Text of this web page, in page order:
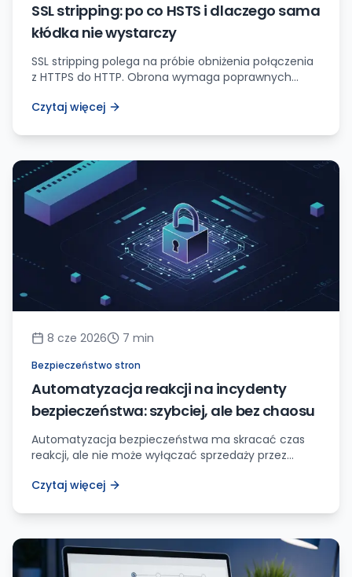
SSL stripping: po co HSTS i dlaczego sama
kłódka nie wystarczy
SSL stripping polega na próbie obniżenia połączenia
z HTTPS do HTTP. Obrona wymaga poprawnych
mieszanej zawartości.
Czytaj więcej
8 cze 2026 7 min
Bezpieczeństwo stron
Automatyzacja reakcji na incydenty
bezpieczeństwa: szybciej, ale bez chaosu
Automatyzacja bezpieczeństwa ma skracać czas
reakcji, ale nie może wyłączać sprzedaży przez
automatyzować i gdzie zostawić decyzję
Czytaj więcej